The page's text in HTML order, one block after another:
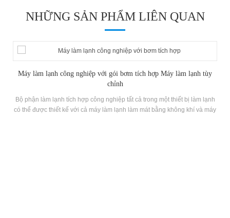
NHỮNG SẢN PHẨM LIÊN QUAN
Máy làm lạnh công nghiệp với gói bơm tích hợp Máy làm lạnh tùy
chỉnh
Bộ phận làm lạnh tích hợp công nghiệp tất cả trong một thiết bị làm lạnh
có thể được thiết kế với cả máy làm lạnh làm mát bằng không khí và máy